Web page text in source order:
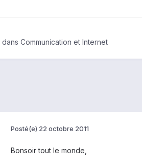
dans Communication et Internet
Posté(e) 22 octobre 2011
Bonsoir tout le monde,